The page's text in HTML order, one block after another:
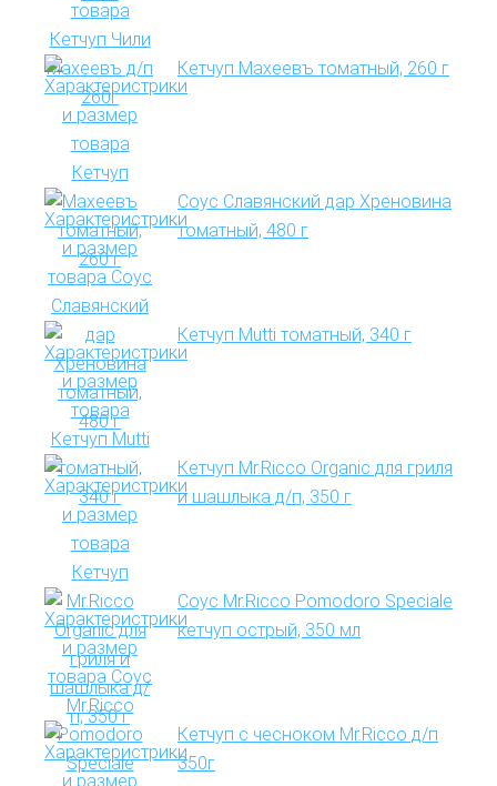
Кетчуп Махеевъ томатный, 260 г
Соус Славянский дар Хреновина
томатный, 480 г
Кетчуп Mutti томатный, 340 г
Кетчуп Mr.Ricco Organic для гриля
и шашлыка д/п, 350 г
Соус Mr.Ricco Pomodoro Speciale
кетчуп острый, 350 мл
Кетчуп с чесноком Mr.Ricco д/п
350г